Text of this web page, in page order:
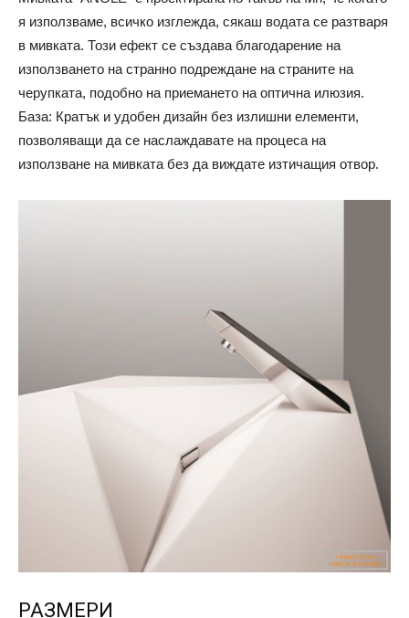
я използваме, всичко изглежда, сякаш водата се разтваря
в мивката. Този ефект се създава благодарение на
използването на странно подреждане на страните на
черупката, подобно на приемането на оптична илюзия.
База: Кратък и удобен дизайн без излишни елементи,
позволяващи да се наслаждавате на процеса на
използване на мивката без да виждате изтичащия отвор.
РАЗМЕРИ